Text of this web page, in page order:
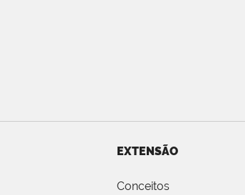
EXTENSÃO
Conceitos